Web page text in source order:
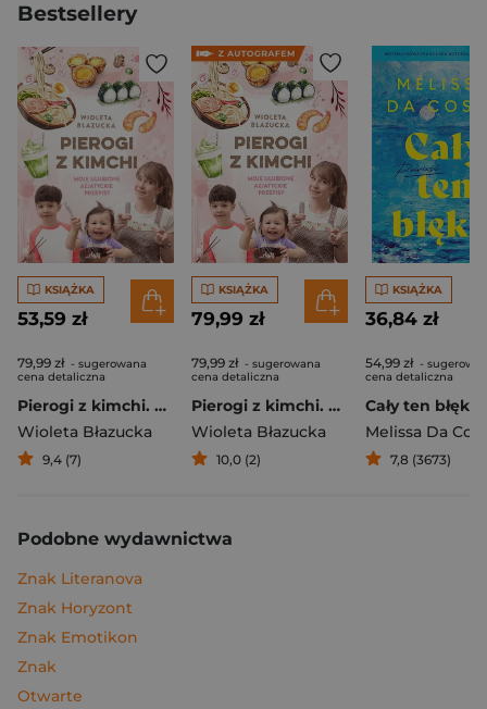
Bestsellery
KSIĄŻKA
53,59 zł
79,99 zł - sugerowana
cena detaliczna
Pierogi z kimchi. Moje ulubione azjatyckie przepisy
Wioleta Błazucka
9,4 (7)
KSIĄŻKA
79,99 zł
79,99 zł - sugerowana
cena detaliczna
Pierogi z kimchi. Moje ulubione azjatyckie przepisy - książka z autografem
Wioleta Błazucka
10,0 (2)
KSIĄŻKA
36,84 zł
54,99 zł -
cena detaliczna
Cały ten błękit
Melissa Da
7,8 (3673)
Podobne wydawnictwa
Znak Literanova
Znak Horyzont
Znak Emotikon
Znak
Otwarte